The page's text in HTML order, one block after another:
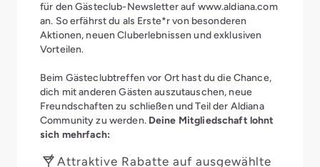
für den Gästeclub-Newsletter auf www.aldiana.com
an. So erfährst du als Erste*r von besonderen
Aktionen, neuen Cluberlebnissen und exklusiven
Vorteilen.
Beim Gästeclubtreffen vor Ort hast du die Chance,
dich mit anderen Gästen auszutauschen, neue
Freundschaften zu schließen und Teil der Aldiana
Community zu werden. Deine Mitgliedschaft lohnt
sich mehrfach:
Attraktive Rabatte auf ausgewählte